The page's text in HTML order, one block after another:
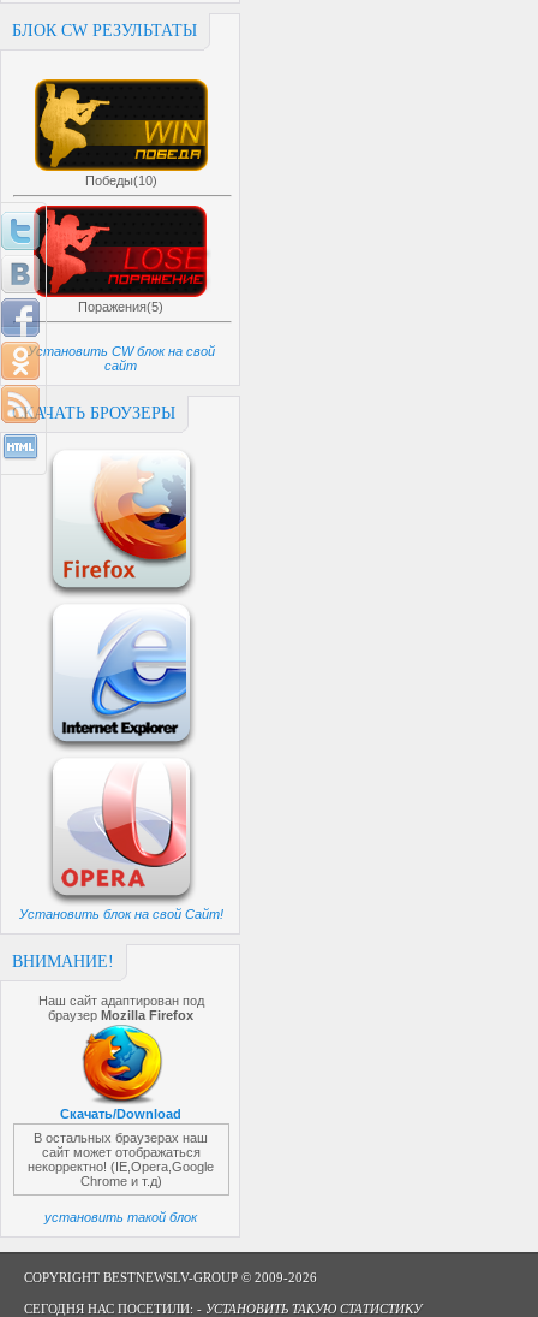
БЛОК CW РЕЗУЛЬТАТЫ
Победы(10)
Поражения(5)
Установить CW блок на свой
сайт
СКАЧАТЬ БРОУЗЕРЫ
Установить блок на свой Сайт!
ВНИМАНИЕ!
Наш сайт адаптирован под
браузерMozilla Firefox
Скачать/Download
В остальных браузерах наш
сайт может отображаться
некорректно! (IE,Opera,Google
Chrome и т.д)
установить такой блок
COPYRIGHT BESTNEWSLV-GROUP © 2009-2026
СЕГОДНЯ НАС ПОСЕТИЛИ: - УСТАНОВИТЬ ТАКУЮ СТАТИСТИКУ